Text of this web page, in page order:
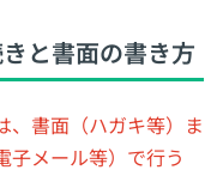
と書面の書き方
、書面（ハガキ等）ま
子メール等）で行う